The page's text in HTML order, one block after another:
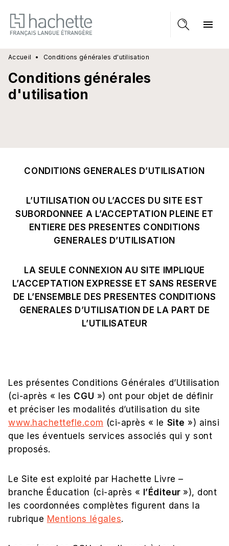
MENU RECHERCHE
CONTENU
PIED DE PAGE
menu
Accueil • Conditions générales d'utilisation
Conditions générales
d'utilisation
CONDITIONS GENERALES D’UTILISATION
L’UTILISATION OU L’ACCES DU SITE EST
SUBORDONNEE A L’ACCEPTATION PLEINE ET
ENTIERE DES PRESENTES CONDITIONS
GENERALES D’UTILISATION
LA SEULE CONNEXION AU SITE IMPLIQUE
L’ACCEPTATION EXPRESSE ET SANS RESERVE
DE L’ENSEMBLE DES PRESENTES CONDITIONS
GENERALES D’UTILISATION DE LA PART DE
L’UTILISATEUR
Les présentes Conditions Générales d’Utilisation
(ci-après « les CGU ») ont pour objet de définir
et préciser les modalités d’utilisation du site
www.hachettefle.com (ci-après « le Site ») ainsi
que les éventuels services associés qui y sont
proposés.
Le Site est exploité par Hachette Livre –
branche Éducation (ci-après « l’Éditeur »), dont
les coordonnées complètes figurent dans la
rubrique Mentions légales.